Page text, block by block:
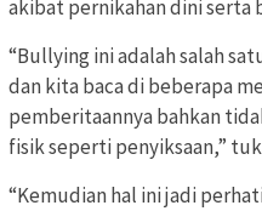
akibat pernikahan dini serta
“Bullying ini adalah salah
dan kita baca di beberapa
pemberitaannya bahkan
fisik seperti penyiksaan,”
“Kemudian hal ini jadi